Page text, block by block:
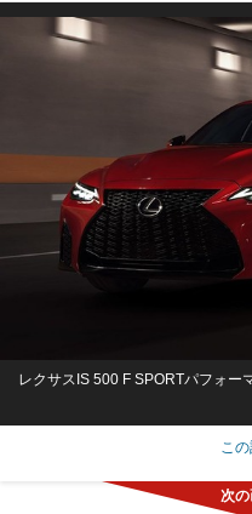
レクサスIS 500 F SPORTパフォー
こ